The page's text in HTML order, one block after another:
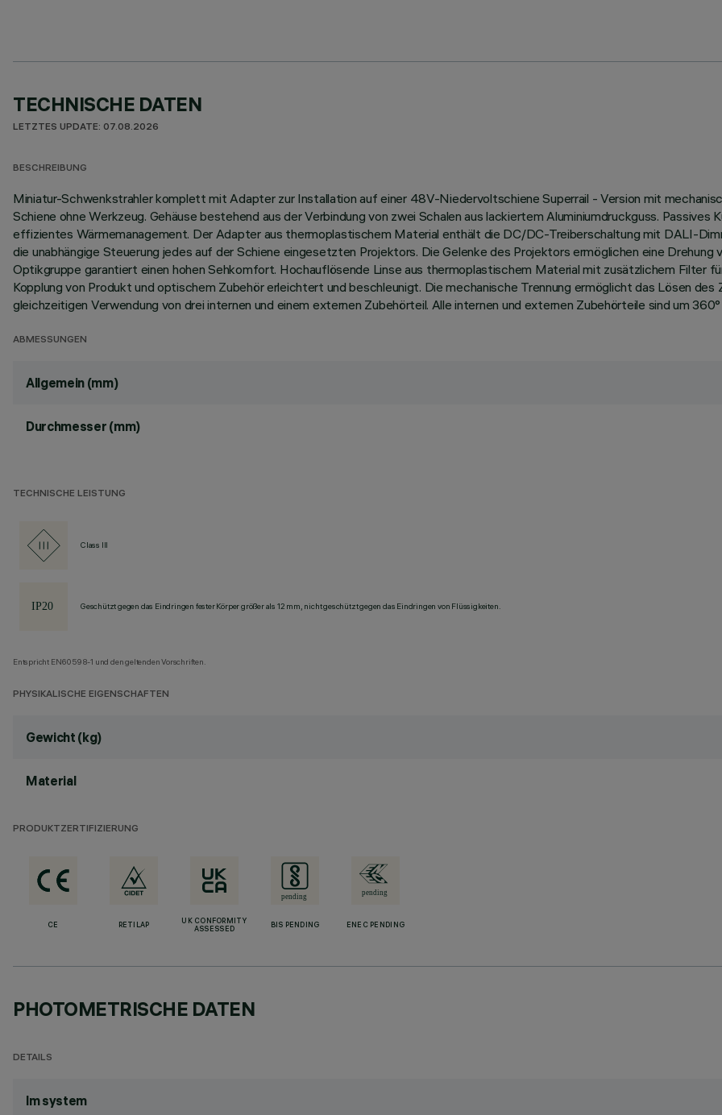
TECHNISCHE DATEN
LETZTES UPDATE: 07.08.2026
BESCHREIBUNG
Miniatur-Schwenkstrahler komplett mit Adapter zur Installation auf einer 48V-Niedervoltschiene Superrail - Version mit
Schiene ohne Werkzeug. Gehäuse bestehend aus der Verbindung von zwei Schalen aus lackiertem Aluminiumdruckguss. Passives
effizientes Wärmemanagement. Der Adapter aus thermoplastischem Material enthält die DC/DC-Treiberschaltung mit DALI-
die unabhängige Steuerung jedes auf der Schiene eingesetzten Projektors. Die Gelenke des Projektors ermöglichen eine
Optikgruppe garantiert einen hohen Sehkomfort. Hochauflösende Linse aus thermoplastischem Material mit zusätzlichem Filter
Kopplung von Produkt und optischem Zubehör erleichtert und beschleunigt. Die mechanische Trennung ermöglicht das Lösen
gleichzeitigen Verwendung von drei internen und einem externen Zubehörteil. Alle internen und externen Zubehörteile sind um
ABMESSUNGEN
Allgemein (mm)
Durchmesser (mm)
TECHNISCHE LEISTUNG
Class III
Geschützt gegen das Eindringen fester Körper größer als 12 mm, nicht geschützt gegen das Eindringen von Flüssigkeiten.
Entspricht EN60598-1 und den geltenden Vorschriften.
PHYSIKALISCHE EIGENSCHAFTEN
Gewicht (kg)
Material
PRODUKTZERTIFIZIERUNG
CE RETILAP
UK CONFORMITY
ASSESSED
BIS PENDING ENEC PENDING
PHOTOMETRISCHE DATEN
DETAILS
lm system